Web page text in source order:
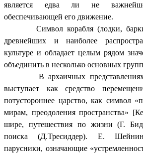
является едва ли не
обеспечивающей его движение.
Символ корабля (лодки, барки)
древнейших и наиболее
культуре и обладает целым рядом
объединить в несколько основных
В архаичных представлениях
выступает как средство
потустороннее царство, как символ
мирам, преодоления пространства»
шире, путешествия по жизни (Г.
поиска (Д.Тресиддер). Е.
парусники, означающие